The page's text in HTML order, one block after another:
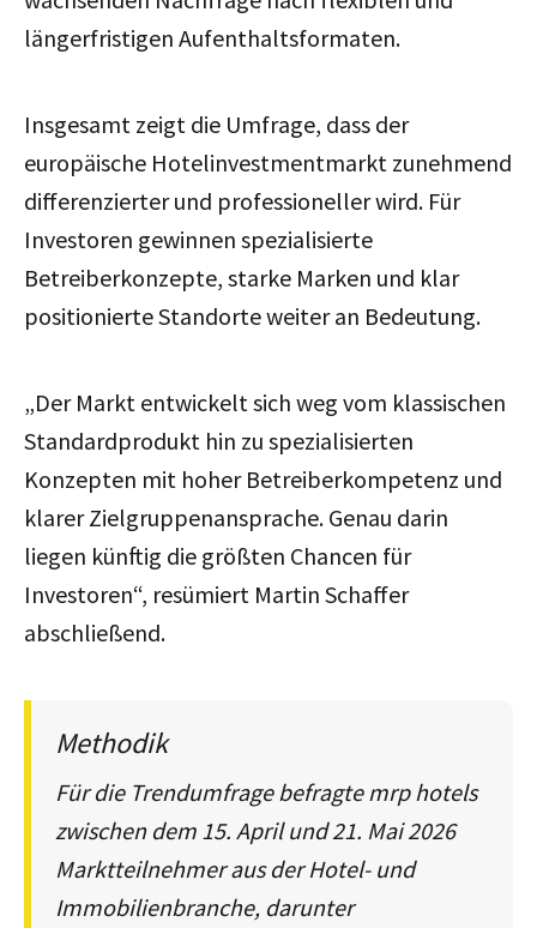
längerfristigen Aufenthaltsformaten.
Insgesamt zeigt die Umfrage, dass der
europäische Hotelinvestmentmarkt zunehmend
differenzierter und professioneller wird. Für
Investoren gewinnen spezialisierte
Betreiberkonzepte, starke Marken und klar
positionierte Standorte weiter an Bedeutung.
„Der Markt entwickelt sich weg vom klassischen
Standardprodukt hin zu spezialisierten
Konzepten mit hoher Betreiberkompetenz und
klarer Zielgruppenansprache. Genau darin
liegen künftig die größten Chancen für
Investoren“, resümiert Martin Schaffer
abschließend.
Methodik
Für die Trendumfrage befragte mrp hotels
zwischen dem 15. April und 21. Mai 2026
Marktteilnehmer aus der Hotel- und
Immobilienbranche, darunter